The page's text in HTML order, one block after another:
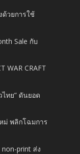
ด้วยการใช้
Sale กับ
WAR CRAFT
ทย” ดันยอด
ม่ พลิกโฉมการ
print ส่ง